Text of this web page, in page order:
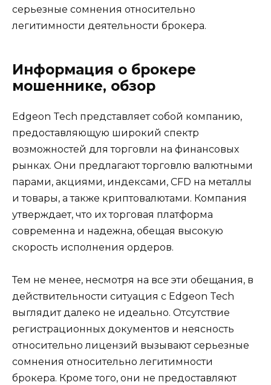
серьезные сомнения относительно
легитимности деятельности брокера.
Информация о брокере
мошеннике, обзор
Edgeon Tech представляет собой компанию,
предоставляющую широкий спектр
возможностей для торговли на финансовых
рынках. Они предлагают торговлю валютными
парами, акциями, индексами, CFD на металлы
и товары, а также криптовалютами. Компания
утверждает, что их торговая платформа
современна и надежна, обещая высокую
скорость исполнения ордеров.
Тем не менее, несмотря на все эти обещания, в
действительности ситуация с Edgeon Tech
выглядит далеко не идеально. Отсутствие
регистрационных документов и неясность
относительно лицензий вызывают серьезные
сомнения относительно легитимности
брокера. Кроме того, они не предоставляют